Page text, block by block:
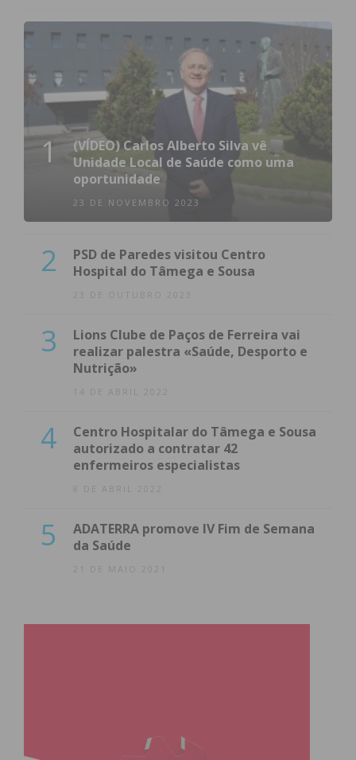
Subscreva a newsletter do
Imediato
Assine nossa newsletter por e-mail e
obtenha de forma regular a informação
atualizada.
condições
1
(VÍDEO) Carlos Alberto Silva vê
Unidade Local de Saúde como uma
oportunidade
23 DE NOVEMBRO 2023
2
PSD de Paredes visitou Centro
Hospital do Tâmega e Sousa
23 DE OUTUBRO 2023
3
Lions Clube de Paços de Ferreira vai
realizar palestra «Saúde, Desporto e
Nutrição»
14 DE ABRIL 2022
4
Centro Hospitalar do Tâmega e Sousa
autorizado a contratar 42
enfermeiros especialistas
8 DE ABRIL 2022
5
ADATERRA promove IV Fim de Semana
da Saúde
21 DE MAIO 2021